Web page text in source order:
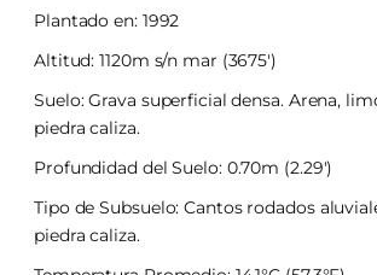
Plantado en: 1992
Altitud: 1120m s/n mar (3675′)
Suelo: Grava superficial densa. Arena,
piedra caliza.
Profundidad del Suelo: 0.70m (2.29′)
Tipo de Subsuelo: Cantos rodados
piedra caliza.